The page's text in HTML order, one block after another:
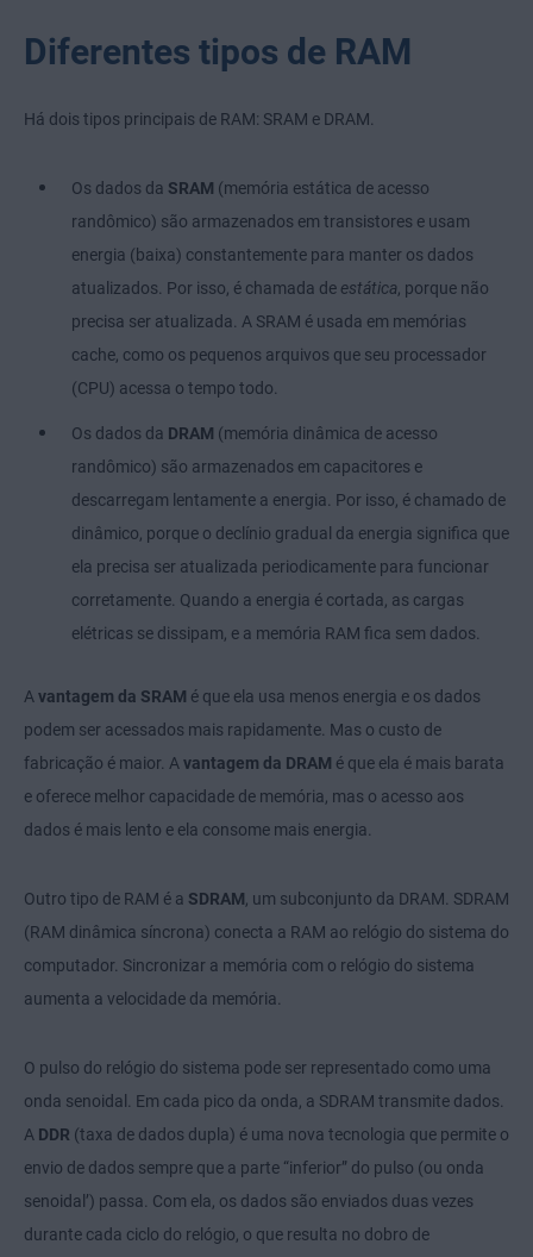
Diferentes tipos de RAM
Há dois tipos principais de RAM: SRAM e DRAM.
Os dados da SRAM (memória estática de acesso
randômico) são armazenados em transistores e usam
energia (baixa) constantemente para manter os dados
atualizados. Por isso, é chamada de estática , porque não
precisa ser atualizada. A SRAM é usada em memórias
cache, como os pequenos arquivos que seu processador
(CPU) acessa o tempo todo.
Os dados da DRAM (memória dinâmica de acesso
randômico) são armazenados em capacitores e
descarregam lentamente a energia. Por isso, é chamado de
dinâmico, porque o declínio gradual da energia significa que
ela precisa ser atualizada periodicamente para funcionar
corretamente. Quando a energia é cortada, as cargas
elétricas se dissipam, e a memória RAM fica sem dados.
A vantagem da SRAM é que ela usa menos energia e os dados
podem ser acessados mais rapidamente. Mas o custo de
fabricação é maior. A vantagem da DRAM é que ela é mais barata
e oferece melhor capacidade de memória, mas o acesso aos
dados é mais lento e ela consome mais energia.
Outro tipo de RAM é a SDRAM , um subconjunto da DRAM. SDRAM
(RAM dinâmica síncrona) conecta a RAM ao relógio do sistema do
computador. Sincronizar a memória com o relógio do sistema
aumenta a velocidade da memória.
O pulso do relógio do sistema pode ser representado como uma
onda senoidal. Em cada pico da onda, a SDRAM transmite dados.
A DDR (taxa de dados dupla) é uma nova tecnologia que permite o
envio de dados sempre que a parte “inferior” do pulso (ou onda
senoidal’) passa. Com ela, os dados são enviados duas vezes
durante cada ciclo do relógio, o que resulta no dobro de